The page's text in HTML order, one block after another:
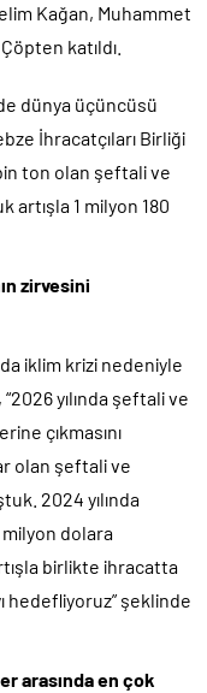
Kağan, Muhammet
katıldı.
dünya üçüncüsü
İhracatçıları Birliği
ton olan şeftali ve
artışla 1 milyon 180
zirvesini
iklim krizi nedeniyle
yılında şeftali ve
çıkmasını
olan şeftali ve
2024 yılında
dolara
birlikte ihracatta
hedefliyoruz” şeklinde
arasında en çok